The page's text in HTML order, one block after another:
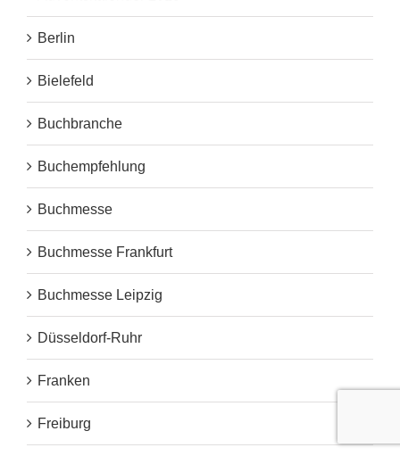
Berlin
Bielefeld
Buchbranche
Buchempfehlung
Buchmesse
Buchmesse Frankfurt
Buchmesse Leipzig
Düsseldorf-Ruhr
Franken
Freiburg